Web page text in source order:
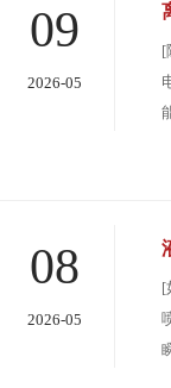
09
2026-05
[
08
2026-05
[